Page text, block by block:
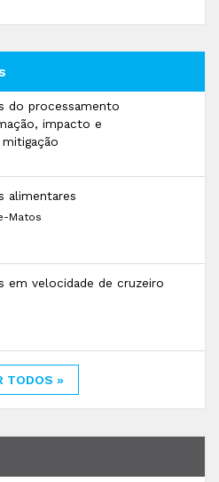
do processamento
impacto e
alimentares
Matos
em velocidade de cruzeiro
TODOS »